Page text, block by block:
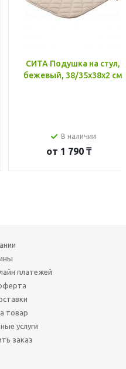
СИТА Подушка на стул,
бежевый, 38/35x38x2 см
В наличии
от 1 790 ₸
платежей
товар
услуги
заказ